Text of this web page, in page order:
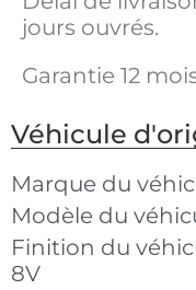
jours ouvrés.
Garantie 12
Véhicule
Marque du
Modèle du
Finition du
8V